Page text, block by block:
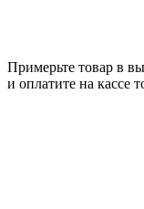
Примерьте товар в
и оплатите на кассе